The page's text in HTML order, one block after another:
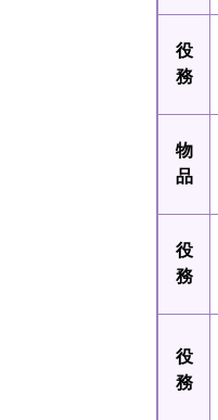
役
務
物
品
役
務
役
務